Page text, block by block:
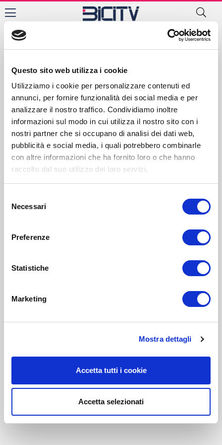
Questo sito web utilizza i cookie
Utilizziamo i cookie per personalizzare contenuti ed
annunci, per fornire funzionalità dei social media e per
analizzare il nostro traffico. Condividiamo inoltre
informazioni sul modo in cui utilizza il nostro sito con i
nostri partner che si occupano di analisi dei dati web,
pubblicità e social media, i quali potrebbero combinarle
con altre informazioni che ha fornito loro o che hanno
raccolto dal suo utilizzo dei loro servizi.
delNecessari
Preferenze
Statistiche
Marketing
Mostra dettagli
Accetta tutti i cookie
Accetta selezionati
Novara